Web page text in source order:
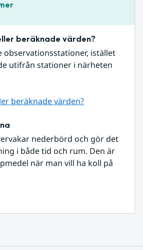
beräknade värden?
observationsstationer, istället
utifrån stationer i närheten
beräknade värden?
nederbörd och gör det
i både tid och rum. Den är
när man vill ha koll på